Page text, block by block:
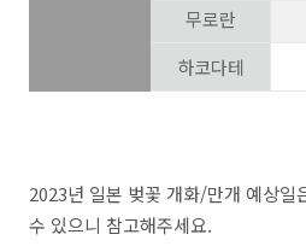
무로란
하코다테
2023년 일본 벚꽃 개화/만개 예상일
수 있으니 참고해주세요.